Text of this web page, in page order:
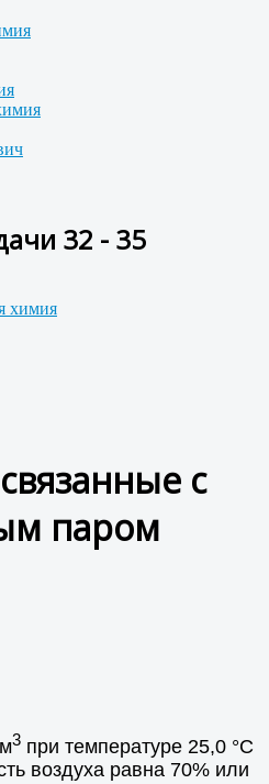
32 - 35
химия
с
паром
3 при температуре 25,0 °С
воздуха равна 70% или